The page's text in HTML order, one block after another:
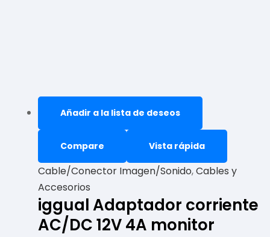
Añadir a la lista de deseos
Compare Vista rápida
Cable/Conector Imagen/Sonido,Cables y
Accesorios
iggual Adaptador corriente
AC/DC 12V 4A monitor